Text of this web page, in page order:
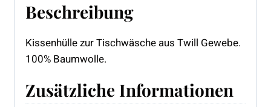
Beschreibung
Kissenhülle zur Tischwäsche aus Twill Gewebe.
100% Baumwolle.
Zusätzliche Informationen